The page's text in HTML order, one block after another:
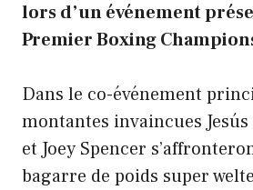
lors d’un événement
Premier Boxing
Dans le co-événement
montantes invaincues Jesús
et Joey Spencer
bagarre de poids super